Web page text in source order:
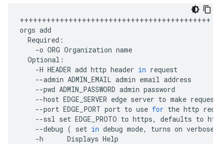
+++++++++++++++++++++++++++++++++++++++++++
orgs add
Required :
-o ORG Organization name
Optional :
-H HEADER add http header in request
--admin ADMIN_EMAIL admin email address
--pwd ADMIN_PASSWORD admin password
--host EDGE_SERVER edge server to make request
--port EDGE_PORT port to use for the http
--ssl set EDGE_PROTO to https, defaults to
--debug ( set in debug mode, turns on verbose
-h Displays Help